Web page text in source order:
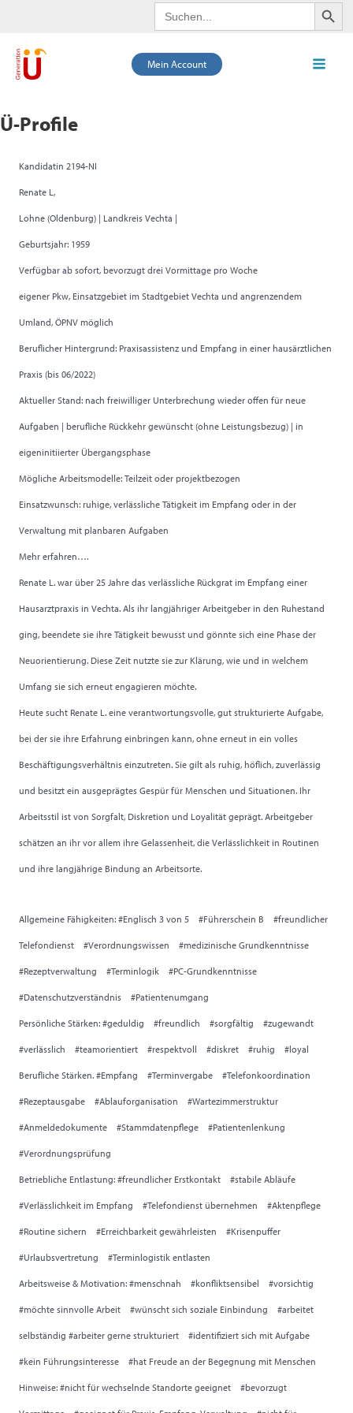
springen
Search
for:
Mein Account
Ü-Profile
Kandidatin 2194-NI
Renate L,
Lohne (Oldenburg) | Landkreis Vechta |
Geburtsjahr: 1959
Verfügbar ab sofort, bevorzugt drei Vormittage pro Woche
eigener Pkw, Einsatzgebiet im Stadtgebiet Vechta und angrenzendem
Umland, ÖPNV möglich
Beruflicher Hintergrund: Praxisassistenz und Empfang in einer hausärztlichen
Praxis (bis 06/2022)
Aktueller Stand: nach freiwilliger Unterbrechung wieder offen für neue
Aufgaben | berufliche Rückkehr gewünscht (ohne Leistungsbezug) | in
eigeninitiierter Übergangsphase
Mögliche Arbeitsmodelle: Teilzeit oder projektbezogen
Einsatzwunsch: ruhige, verlässliche Tätigkeit im Empfang oder in der
Verwaltung mit planbaren Aufgaben
Mehr erfahren….
Renate L. war über 25 Jahre das verlässliche Rückgrat im Empfang einer
Hausarztpraxis in Vechta. Als ihr langjähriger Arbeitgeber in den Ruhestand
ging, beendete sie ihre Tätigkeit bewusst und gönnte sich eine Phase der
Neuorientierung. Diese Zeit nutzte sie zur Klärung, wie und in welchem
Umfang sie sich erneut engagieren möchte.
Heute sucht Renate L. eine verantwortungsvolle, gut strukturierte Aufgabe,
bei der sie ihre Erfahrung einbringen kann, ohne erneut in ein volles
Beschäftigungsverhältnis einzutreten. Sie gilt als ruhig, höflich, zuverlässig
und besitzt ein ausgeprägtes Gespür für Menschen und Situationen. Ihr
Arbeitsstil ist von Sorgfalt, Diskretion und Loyalität geprägt. Arbeitgeber
schätzen an ihr vor allem ihre Gelassenheit, die Verlässlichkeit in Routinen
und ihre langjährige Bindung an Arbeitsorte.
Allgemeine Fähigkeiten: #Englisch 3 von 5 #Führerschein B #freundlicher
Telefondienst #Verordnungswissen #medizinische Grundkenntnisse
#Rezeptverwaltung #Terminlogik #PC-Grundkenntnisse
#Datenschutzverständnis #Patientenumgang
Persönliche Stärken: #geduldig #freundlich #sorgfältig #zugewandt
#verlässlich #teamorientiert #respektvoll #diskret #ruhig #loyal
Berufliche Stärken. #Empfang #Terminvergabe #Telefonkoordination
#Rezeptausgabe #Ablauforganisation #Wartezimmerstruktur
#Anmeldedokumente #Stammdatenpflege #Patientenlenkung
#Verordnungsprüfung
Betriebliche Entlastung: #freundlicher Erstkontakt #stabile Abläufe
#Verlässlichkeit im Empfang #Telefondienst übernehmen #Aktenpflege
#Routine sichern #Erreichbarkeit gewährleisten #Krisenpuffer
#Urlaubsvertretung #Terminlogistik entlasten
Arbeitsweise & Motivation: #menschnah #konfliktsensibel #vorsichtig
#möchte sinnvolle Arbeit #wünscht sich soziale Einbindung #arbeitet
selbständig #arbeiter gerne strukturiert #identifiziert sich mit Aufgabe
#kein Führungsinteresse #hat Freude an der Begegnung mit Menschen
Hinweise: #nicht für wechselnde Standorte geeignet #bevorzugt